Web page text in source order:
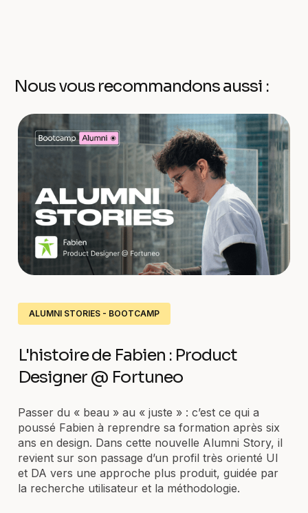
Nous vous recommandons aussi :
ALUMNI STORIES - BOOTCAMP
L'histoire de Fabien : Product
Designer @ Fortuneo
Passer du « beau » au « juste » : c’est ce qui a
poussé Fabien à reprendre sa formation après six
ans en design. Dans cette nouvelle Alumni Story, il
revient sur son passage d’un profil très orienté UI
et DA vers une approche plus produit, guidée par
la recherche utilisateur et la méthodologie.